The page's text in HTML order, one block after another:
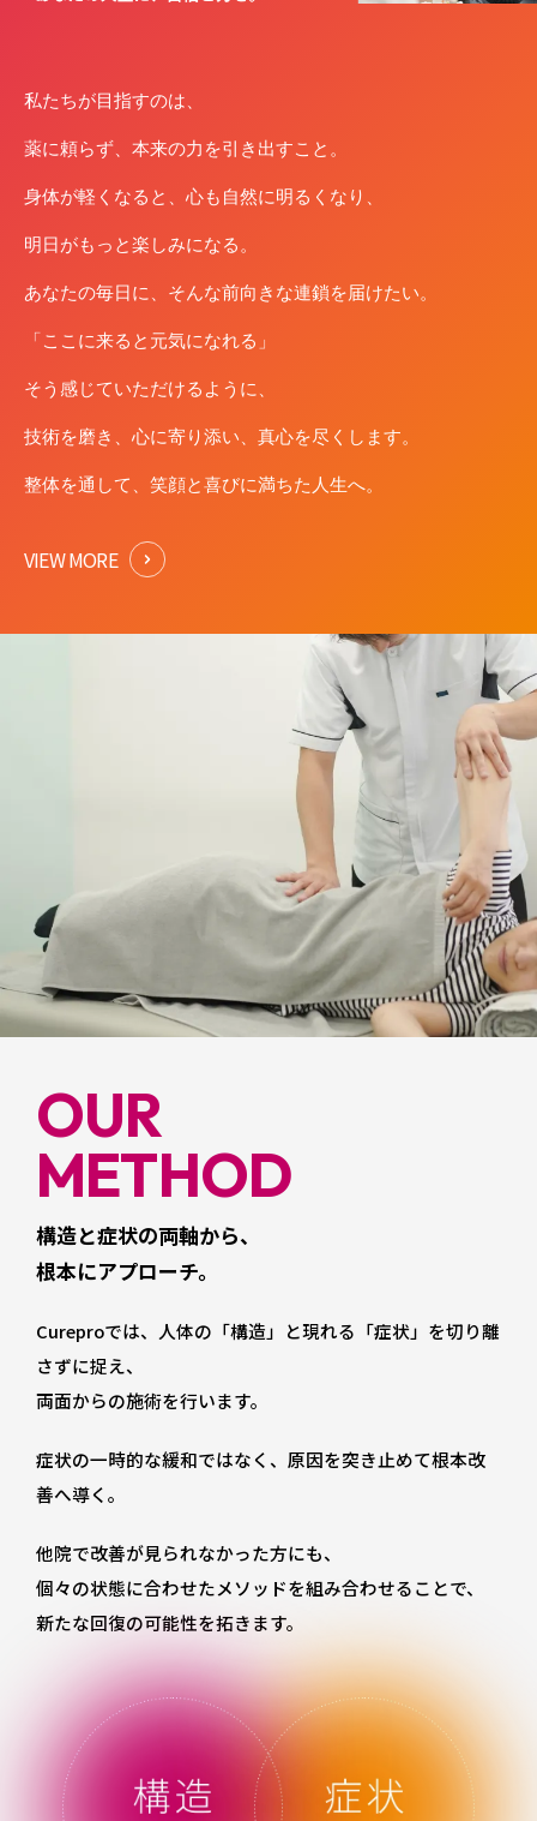
私たちが⽬指すのは、
薬に頼らず、本来の⼒を引き出すこと。
⾝体が軽くなると、⼼も⾃然に明るくなり、
明⽇がもっと楽しみになる。
あなたの毎⽇に、そんな前向きな連鎖を届けたい。
「ここに来ると元気になれる」
そう感じていただけるように、
技術を磨き、⼼に寄り添い、真⼼を尽くします。
整体を通して、笑顔と喜びに満ちた⼈⽣へ。
VIEW MORE
OUR
METHOD
構造と症状の両軸から、
根本にアプローチ。
Cureproでは、 人体の「構造」と現れる「症状」を切り離
さずに捉え、
両面からの施術を行います。
症状の一時的な緩和ではなく、 原因を突き止めて根本改
善へ導く。
他院で改善が見られなかった方にも、
個々の状態に合わせたメソッドを組み合わせることで、
新たな回復の可能性を拓きます。